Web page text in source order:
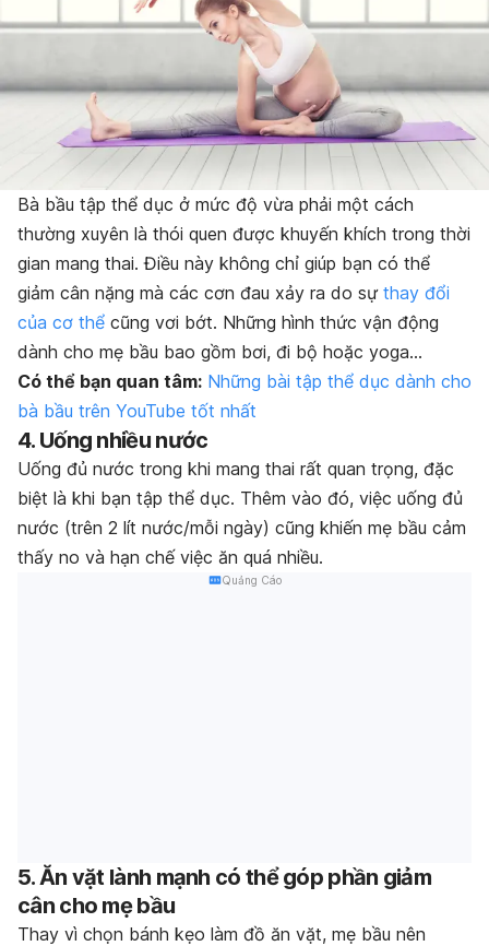
Bà bầu tập thể dục ở mức độ vừa phải một cách
thường xuyên là thói quen được khuyến khích trong thời
gian mang thai. Điều này không chỉ giúp bạn có thể
giảm cân nặng mà các cơn đau xảy ra do sự thay đổi
của cơ thể cũng vơi bớt. Những hình thức vận động
dành cho mẹ bầu bao gồm bơi, đi bộ hoặc yoga…
Có thể bạn quan tâm: Những bài tập thể dục dành cho
bà bầu trên YouTube tốt nhất
4. Uống nhiều nước
Uống đủ nước trong khi mang thai rất quan trọng, đặc
biệt là khi bạn tập thể dục. Thêm vào đó, việc uống đủ
nước (trên 2 lít nước/mỗi ngày) cũng khiến mẹ bầu cảm
thấy no và hạn chế việc ăn quá nhiều.
Quảng Cáo
5. Ăn vặt lành mạnh có thể góp phần giảm
cân cho mẹ bầu
Thay vì chọn bánh kẹo làm đồ ăn vặt, mẹ bầu nên